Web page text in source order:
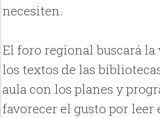
necesiten.
El foro regional buscará
los textos de las
aula con los planes y
favorecer el gusto por leer